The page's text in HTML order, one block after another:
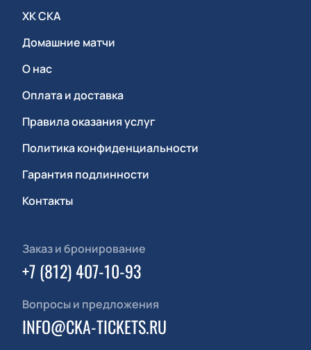
ХК СКА
Домашние матчи
О нас
Оплата и доставка
Правила оказания услуг
Политика конфиденциальности
Гарантия подлинности
Контакты
Заказ и бронирование
+7 (812) 407-10-93
Вопросы и предложения
INFO@CKA-TICKETS.RU